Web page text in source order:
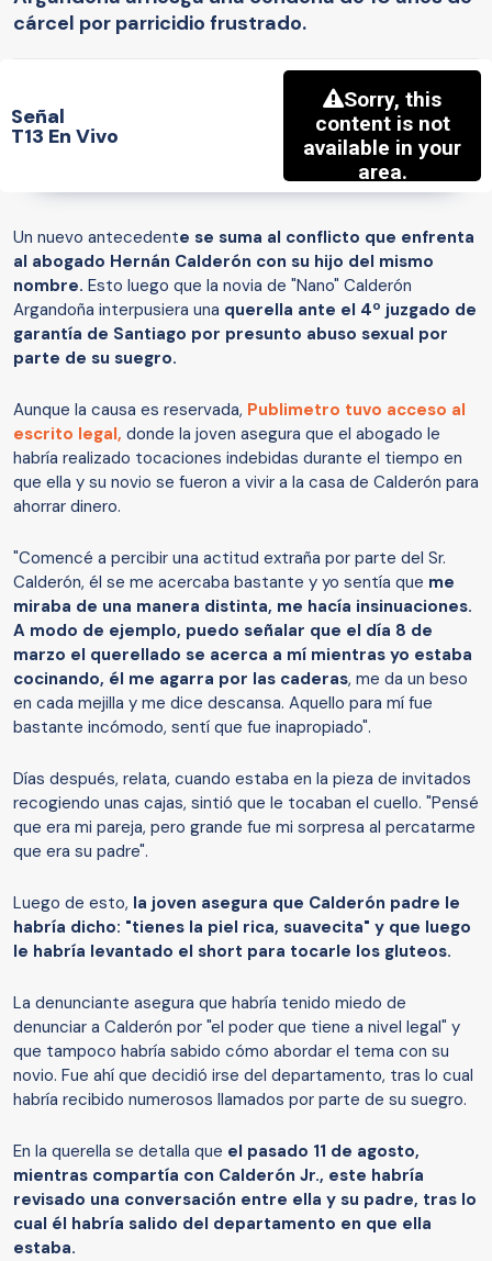
cárcel por parricidio frustrado.
Señal
T13 En Vivo
Un nuevo antecedente se suma al conflicto que enfrenta
al abogado Hernán Calderón con su hijo del mismo
nombre. Esto luego que la novia de "Nano" Calderón
Argandoña interpusiera una querella ante el 4º juzgado de
garantía de Santiago por presunto abuso sexual por
parte de su suegro.
Aunque la causa es reservada, Publimetro tuvo acceso al
escrito legal, donde la joven asegura que el abogado le
habría realizado tocaciones indebidas durante el tiempo en
que ella y su novio se fueron a vivir a la casa de Calderón para
ahorrar dinero.
"Comencé a percibir una actitud extraña por parte del Sr.
Calderón, él se me acercaba bastante y yo sentía que me
miraba de una manera distinta, me hacía insinuaciones.
A modo de ejemplo, puedo señalar que el día 8 de
marzo el querellado se acerca a mí mientras yo estaba
cocinando, él me agarra por las caderas, me da un beso
en cada mejilla y me dice descansa. Aquello para mí fue
bastante incómodo, sentí que fue inapropiado".
Días después, relata, cuando estaba en la pieza de invitados
recogiendo unas cajas, sintió que le tocaban el cuello. "Pensé
que era mi pareja, pero grande fue mi sorpresa al percatarme
que era su padre".
Luego de esto, la joven asegura que Calderón padre le
habría dicho: "tienes la piel rica, suavecita" y que luego
le habría levantado el short para tocarle los gluteos.
La denunciante asegura que habría tenido miedo de
denunciar a Calderón por "el poder que tiene a nivel legal" y
que tampoco habría sabido cómo abordar el tema con su
novio. Fue ahí que decidió irse del departamento, tras lo cual
habría recibido numerosos llamados por parte de su suegro.
En la querella se detalla que el pasado 11 de agosto,
mientras compartía con Calderón Jr., este habría
revisado una conversación entre ella y su padre, tras lo
cual él habría salido del departamento en que ella
estaba.